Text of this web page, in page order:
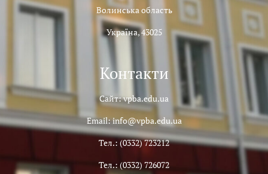
Волинська область
Україна, 43025
Контакти
Сайт: vpba.edu.ua
Email: info@vpba.edu.ua
Тел.: (0332) 723212
Тел.: (0332) 726072